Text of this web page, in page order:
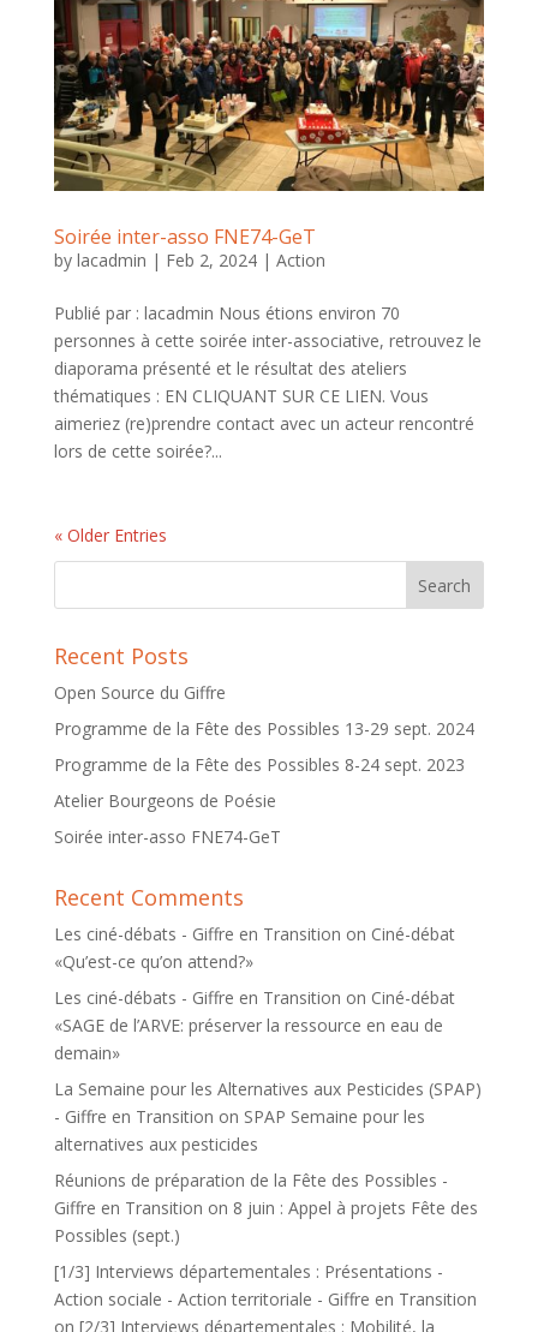
Soirée inter-asso FNE74-GeT
by lacadmin | Feb 2, 2024| Action
Publié par : lacadmin Nous étions environ 70
personnes à cette soirée inter-associative, retrouvez le
diaporama présenté et le résultat des ateliers
thématiques : EN CLIQUANT SUR CE LIEN. Vous
aimeriez (re)prendre contact avec un acteur rencontré
lors de cette soirée?...
« Older Entries
Recent Posts
Open Source du Giffre
Programme de la Fête des Possibles 13-29 sept. 2024
Programme de la Fête des Possibles 8-24 sept. 2023
Atelier Bourgeons de Poésie
Soirée inter-asso FNE74-GeT
Recent Comments
Les ciné-débats - Giffre en Transition on Ciné-débat
«Qu’est-ce qu’on attend?»
Les ciné-débats - Giffre en Transition on Ciné-débat
«SAGE de l’ARVE: préserver la ressource en eau de
demain»
La Semaine pour les Alternatives aux Pesticides (SPAP)
- Giffre en Transition on SPAP Semaine pour les
alternatives aux pesticides
Réunions de préparation de la Fête des Possibles -
Giffre en Transition on 8 juin : Appel à projets Fête des
Possibles (sept.)
[1/3] Interviews départementales : Présentations -
Action sociale - Action territoriale - Giffre en Transition
on [2/3] Interviews départementales : Mobilité, la